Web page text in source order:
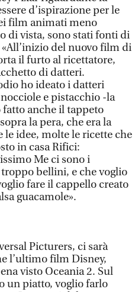
d’ispirazione per le
film animati meno
di vista, sono stati fonti di
del nuovo film di
il furto al ricettatore,
di datteri.
ho ideato i datteri
e pistacchio -la
anche il tappeto
la pera, che era la
le idee, molte le ricette che
in casa Rifici:
Me ci sono i
bellini, e che voglio
fare il cappello creato
guacamole».
Picturers, ci sarà
l’ultimo film Disney,
visto Oceania 2. Sul
un piatto, voglio farlo